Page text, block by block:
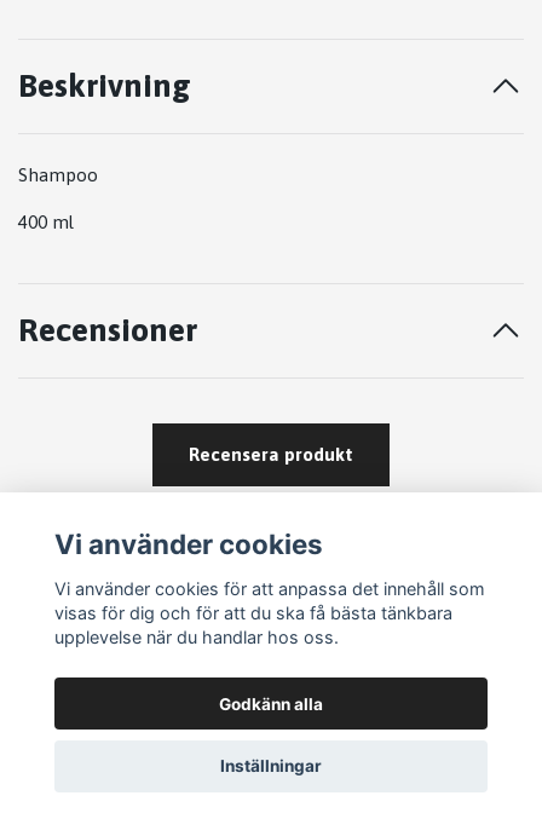
Beskrivning
Shampoo
400 ml
Recensioner
Recensera produkt
Om köp och returer
Vi använder cookies
Vi använder cookies för att anpassa det innehåll som
visas för dig och för att du ska få bästa tänkbara
upplevelse när du handlar hos oss.
Godkänn alla
Inställningar